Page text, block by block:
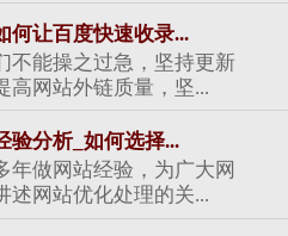
何让百度快速收录...
不能操之过急，坚持更新
高网站外链质量，坚...
验分析_如何选择...
年做网站经验，为广大网
述网站优化处理的关...